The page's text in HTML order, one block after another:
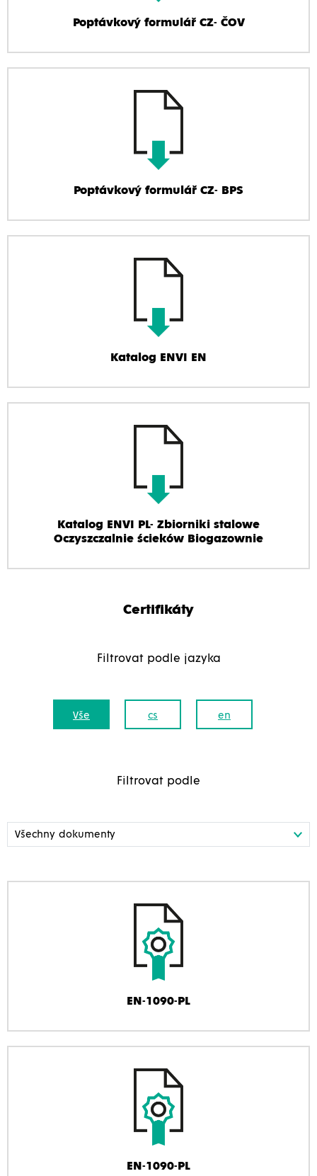
Poptávkový formulář CZ- ČOV
Poptávkový formulář CZ- BPS
Katalog ENVI EN
Katalog ENVI PL- Zbiorniki stalowe
Oczyszczalnie ścieków Biogazownie
Certifikáty
Filtrovat podle jazyka
Vše cs en
Filtrovat podle
EN-1090-PL
EN-1090-PL